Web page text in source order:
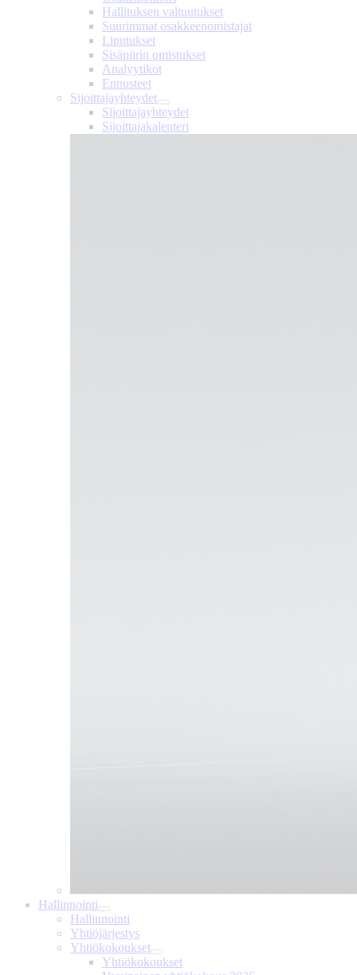
Hallituksen valtuutukset
Suurimmat osakkeenomistajat
Liputukset
Sisäpiirin omistukset
Analyytikot
Ennusteet
Sijoittajayhteydet
Sijoittajayhteydet
Sijoittajakalenteri
Hallinnointi
Hallinnointi
Yhtiöjärjestys
Yhtiökokoukset
Yhtiökokoukset